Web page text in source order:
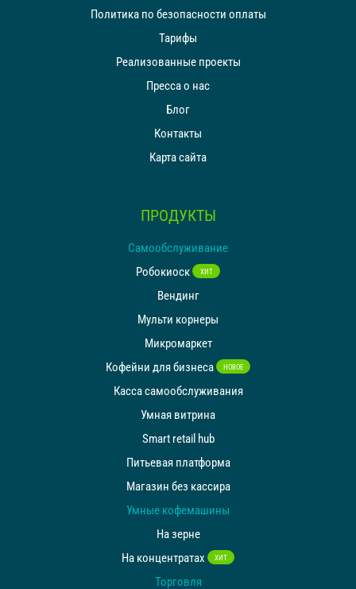
Политика по безопасности оплаты
Тарифы
Реализованные проекты
Пресса о нас
Блог
Контакты
Карта сайта
ПРОДУКТЫ
Самообслуживание
Робокиоск
ХИТ
Вендинг
Мульти корнеры
Микромаркет
Кофейни для бизнеса
НОВОЕ
Касса самообслуживания
Умная витрина
Smart retail hub
Питьевая платформа
Магазин без кассира
Умные кофемашины
На зерне
На концентратах
ХИТ
Торговля